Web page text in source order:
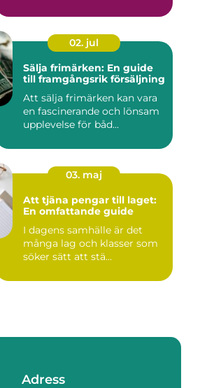
02. jul
Sälja frimärken: En guide
till framgångsrik försäljning
Att sälja frimärken kan vara
en fascinerande och lönsam
upplevelse för båd...
03. maj
Att tjäna pengar till laget:
En omfattande guide
I dagens samhälle är det
många lag och klasser som
söker sätt att stä...
Adress